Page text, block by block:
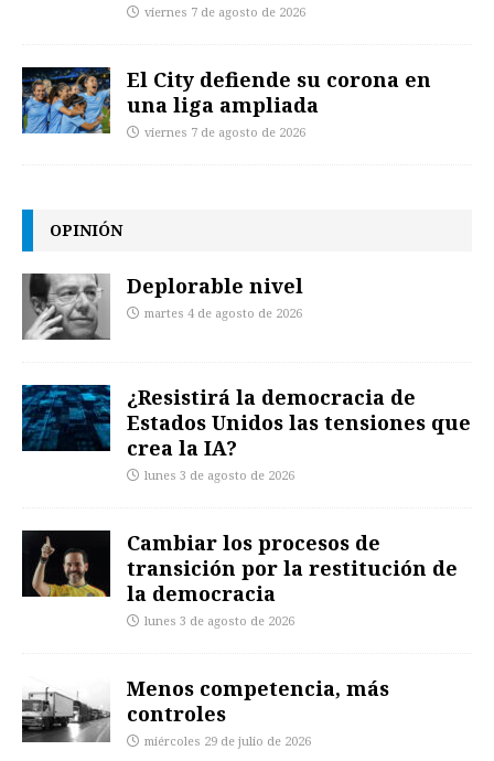
viernes 7 de agosto de 2026
El City defiende su corona en
una liga ampliada
viernes 7 de agosto de 2026
OPINIÓN
Deplorable nivel
martes 4 de agosto de 2026
¿Resistirá la democracia de
Estados Unidos las tensiones que
crea la IA?
lunes 3 de agosto de 2026
Cambiar los procesos de
transición por la restitución de
la democracia
lunes 3 de agosto de 2026
Menos competencia, más
controles
miércoles 29 de julio de 2026